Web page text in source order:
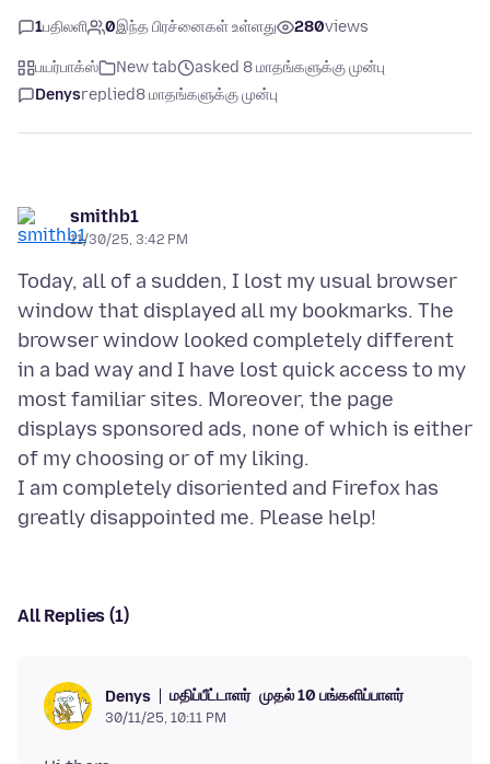
1பதிலளி 0இந்த பிரச்னைகள் உள்ளது 280views
பயர்பாக்ஸ் New tab
asked 8 மாதங்களுக்கு முன்பு
Denysreplied8 மாதங்களுக்கு முன்பு
smithb1
11/30/25, 3:42 PM
Today, all of a sudden, I lost my usual browser
window that displayed all my bookmarks. The
browser window looked completely different
in a bad way and I have lost quick access to my
most familiar sites. Moreover, the page
displays sponsored ads, none of which is either
of my choosing or of my liking.
I am completely disoriented and Firefox has
All Replies (1)
Denys மதிப்பீட்டாளர் முதல் 10 பங்களிப்பாளர்
30/11/25, 10:11 PM